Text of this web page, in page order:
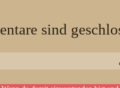
sind